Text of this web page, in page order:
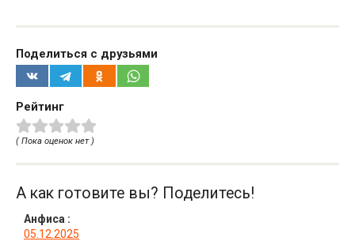
Поделиться с друзьями
Рейтинг
( Пока оценок нет )
А как готовите вы? Поделитесь!
Анфиса :
05.12.2025